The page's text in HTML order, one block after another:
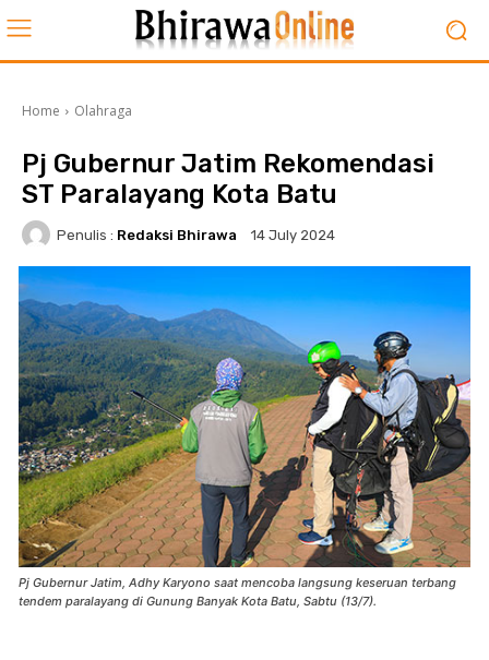
Home Olahraga
Pj Gubernur Jatim Rekomendasi
ST Paralayang Kota Batu
Penulis : Redaksi Bhirawa 14 July 2024
Pj Gubernur Jatim, Adhy Karyono saat mencoba langsung keseruan terbang
tendem paralayang di Gunung Banyak Kota Batu, Sabtu (13/7).